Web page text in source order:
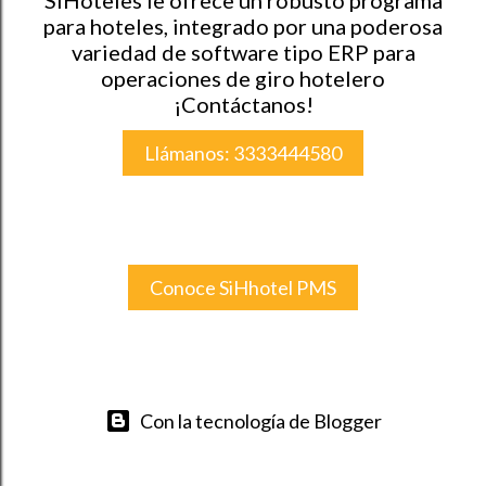
para hoteles, integrado por una poderosa
variedad de software tipo ERP para
operaciones de giro hotelero
¡Contáctanos!
Llámanos: 3333444580
Conoce SiHhotel PMS
Con la tecnología de Blogger